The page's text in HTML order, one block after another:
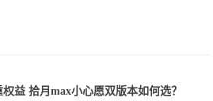
益 拾月max小心愿双版本如何选？